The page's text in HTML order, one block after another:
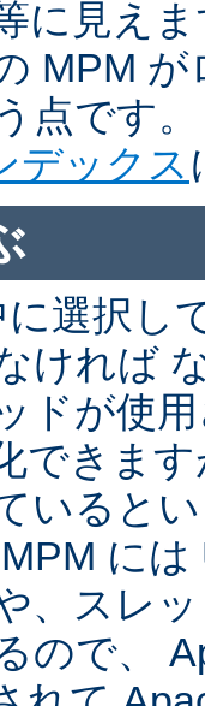
に見え
MPM
点です
デックス
選択し
ければ
ドが使
できま
いると
に
、スレ
ので、